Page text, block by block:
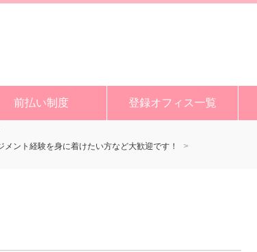
前払い制度 登録オフィス一覧
ント経験を身に着けたい方など大歓迎です！